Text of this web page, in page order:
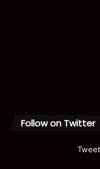
Follow on Twitter